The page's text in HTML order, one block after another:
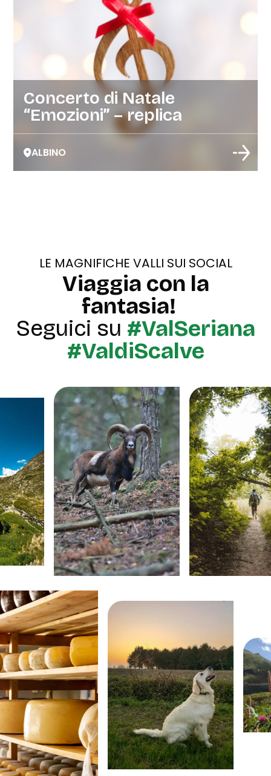
Concerto di Natale
“Emozioni” – replica
ALBINO
LE MAGNIFICHE VALLI SUI SOCIAL
Viaggia con la
fantasia!
Seguici su #ValSeriana
#ValdiScalve